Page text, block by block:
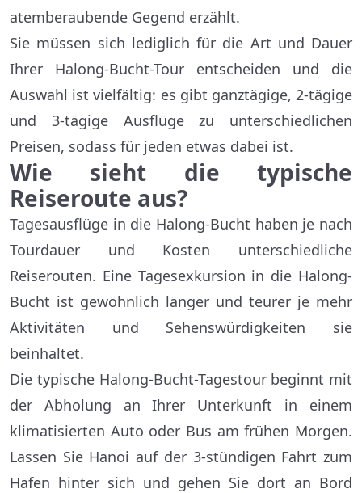
atemberaubende Gegend erzählt.
Sie müssen sich lediglich für die Art und Dauer
Ihrer Halong-Bucht-Tour entscheiden und die
Auswahl ist vielfältig: es gibt ganztägige, 2-tägige
und 3-tägige Ausflüge zu unterschiedlichen
Preisen, sodass für jeden etwas dabei ist.
Wie sieht die typische
Reiseroute aus?
Tagesausflüge in die Halong-Bucht haben je nach
Tourdauer und Kosten unterschiedliche
Reiserouten. Eine Tagesexkursion in die Halong-
Bucht ist gewöhnlich länger und teurer je mehr
Aktivitäten und Sehenswürdigkeiten sie
beinhaltet.
Die typische Halong-Bucht-Tagestour beginnt mit
der Abholung an Ihrer Unterkunft in einem
klimatisierten Auto oder Bus am frühen Morgen.
Lassen Sie Hanoi auf der 3-stündigen Fahrt zum
Hafen hinter sich und gehen Sie dort an Bord